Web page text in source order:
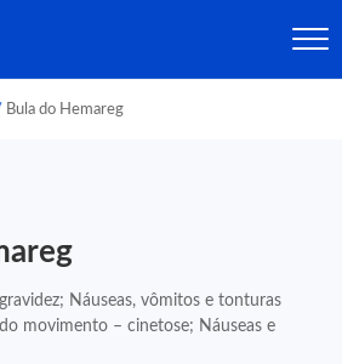
Bula do Hemareg
Náuseas, vômitos e tonturas
movimento – cinetose; Náuseas e